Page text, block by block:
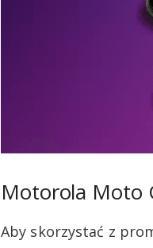
Motorola Moto
Aby skorzystać z